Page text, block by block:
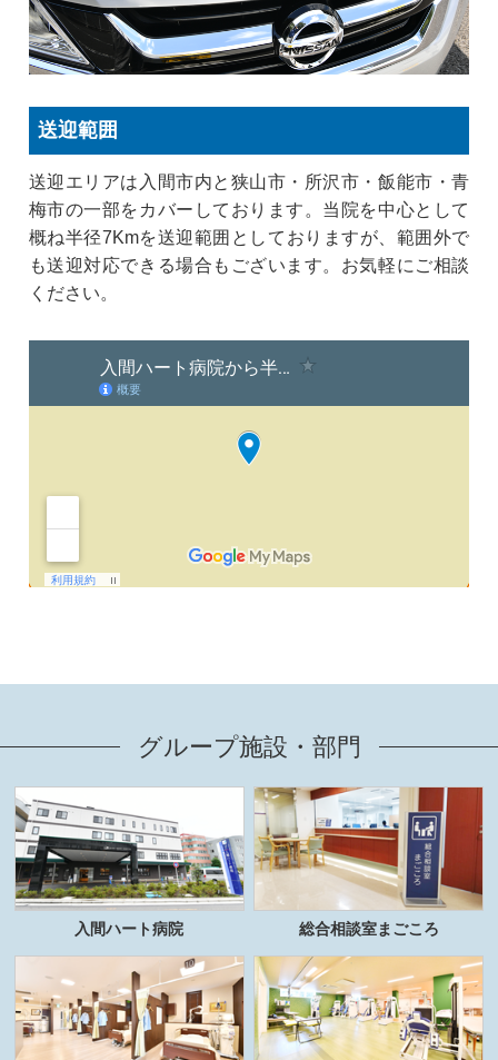
送迎範囲
送迎エリアは入間市内と狭山市・所沢市・飯能市・青
梅市の一部をカバーしております。当院を中心として
概ね半径7Kmを送迎範囲としておりますが、範囲外で
も送迎対応できる場合もございます。お気軽にご相談
ください。
グループ施設・部門
入間ハート病院 総合相談室まごころ